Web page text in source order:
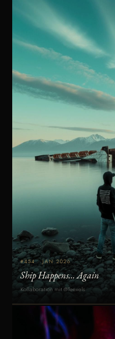
#454 · JAN 2026
Ship Happens… Again
Kollaboration mit @Teexels